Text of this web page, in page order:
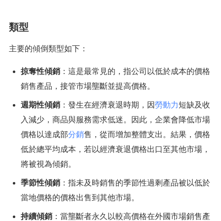
類型
主要的傾倒類型如下：
掠奪性傾銷 ：這是最常見的，指公司以低於成本的價格
銷售產品，接管市場壟斷並提高價格。
週期性傾銷 ：發生在經濟衰退時期，因勞動力短缺及收
入減少，商品與服務需求低迷。因此，企業會降低市場
價格以達成部分銷售，從而增加整體支出。結果，價格
低於總平均成本，若以經濟衰退價格出口至其他市場，
將被視為傾銷。
季節性傾銷 ：指未及時銷售的季節性過剩產品被以低於
當地價格的價格出售到其他市場。
持續傾銷 ：當壟斷者永久以較高價格在外國市場銷售產